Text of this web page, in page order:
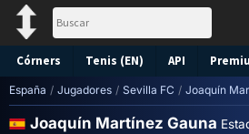
Córners Tenis (EN) API
España / Jugadores / Sevilla FC / Joaquín
Joaquín Martínez Gauna